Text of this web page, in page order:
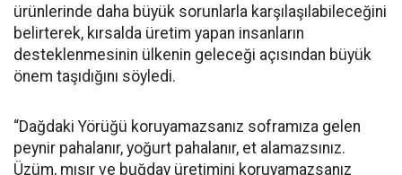
ürünlerinde daha büyük sorunlarla karşılaşılabileceğini
belirterek, kırsalda üretim yapan insanların
desteklenmesinin ülkenin geleceği açısından büyük
önem taşıdığını söyledi.
“Dağdaki Yörüğü koruyamazsanız soframıza gelen
peynir pahalanır, yoğurt pahalanır, et alamazsınız.
Üzüm, mısır ve buğday üretimini koruyamazsanız